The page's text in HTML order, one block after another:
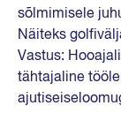
sõlmimisele
Näiteks
Vastus:
tähtajaline